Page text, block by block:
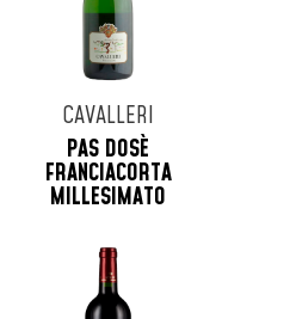
CAVALLERI
PAS DOSÈ
FRANCIACORTA
MILLESIMATO